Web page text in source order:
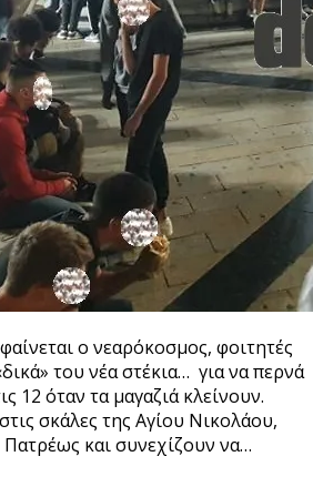
ο νεαρόκοσμος, φοιτητές
του νέα στέκια… για να περνά
12 όταν τα μαγαζιά κλείνουν.
σκάλες της Αγίου Νικολάου,
Πατρέως και συνεχίζουν να…